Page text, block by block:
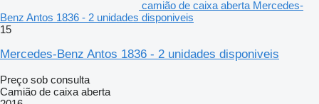
camião de caixa aberta Mercedes-
Benz Antos 1836 - 2 unidades disponiveis
15
Mercedes-Benz Antos 1836 - 2 unidades disponiveis
Preço sob consulta
Camião de caixa aberta